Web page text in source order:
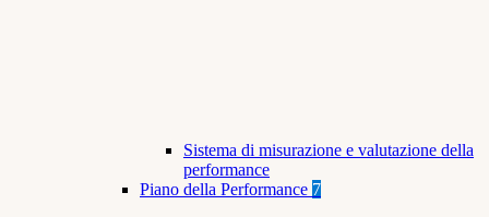
Sistema di misurazione e valutazione della
performance
Piano della Performance 7